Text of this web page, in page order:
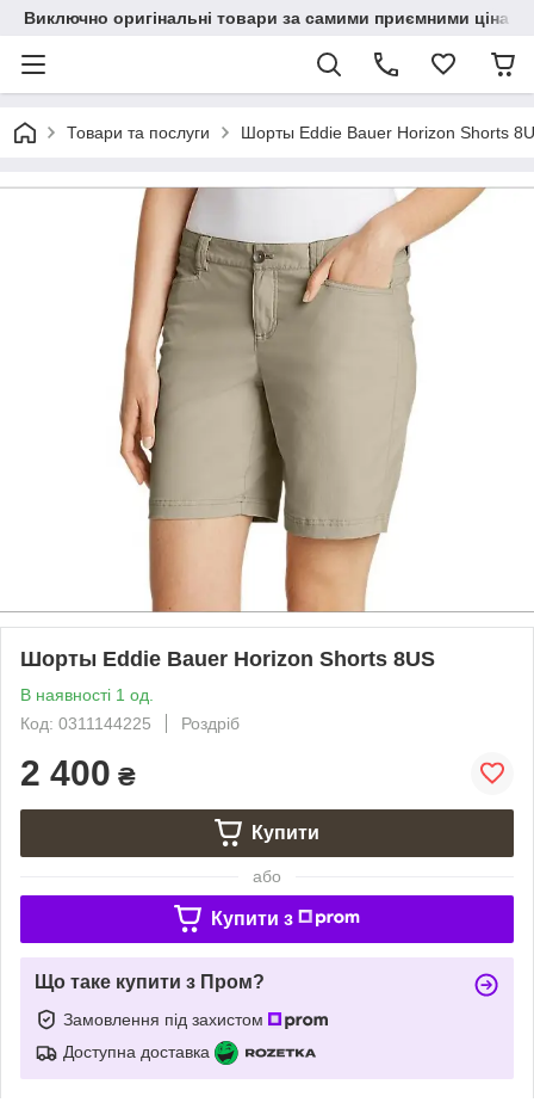
Виключно оригінальні товари за самими приємними
Товари та послуги Шорты Eddie Bauer Horizon Shorts
Шорты Eddie Bauer Horizon Shorts 8US
В наявності 1 од.
Код: 0311144225
Роздріб
2 400 ₴
Купити
або
Купити з
Що таке купити з Пром?
Замовлення під захистом
Доступна доставка